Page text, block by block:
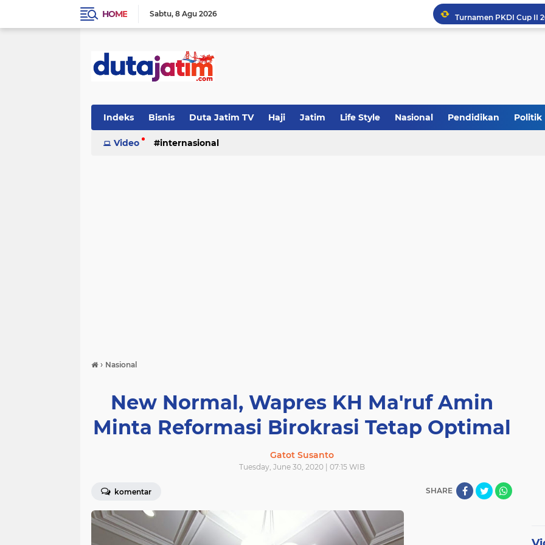
HOME Sabtu 8 Agu 2026
Khutbah Jumat:
Indeks Bisnis Duta Jatim TV Haji Jatim Life Style Nasional Pendidikan Politik
Video internasional
› Nasional
New Normal, Wapres KH Ma'ruf Amin
Minta Reformasi Birokrasi Tetap Optimal
Gatot Susanto
Tuesday, June 30, 2020 | 07:15 WIB
komentar SHARE